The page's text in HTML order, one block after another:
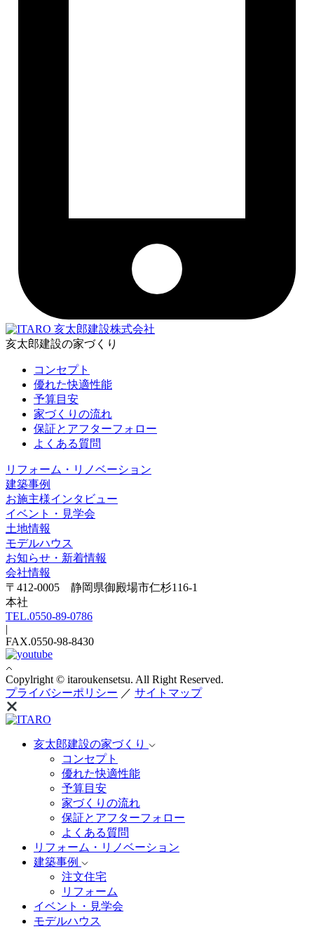
亥太郎建設株式会社
亥太郎建設の家づくり
コンセプト
優れた快適性能
予算目安
家づくりの流れ
保証とアフターフォロー
よくある質問
リフォーム・リノベーション
建築事例
お施主様インタビュー
イベント・見学会
土地情報
モデルハウス
お知らせ・新着情報
会社情報
〒412-0005 静岡県御殿場市仁杉116-1
本社
TEL.0550-89-0786
|
FAX.0550-98-8430
Copylright © itaroukensetsu. All Right Reserved.
プライバシーポリシー ／ サイトマップ
亥太郎建設の家づくり
コンセプト
優れた快適性能
予算目安
家づくりの流れ
保証とアフターフォロー
よくある質問
リフォーム・リノベーション
建築事例
注文住宅
リフォーム
イベント・見学会
モデルハウス